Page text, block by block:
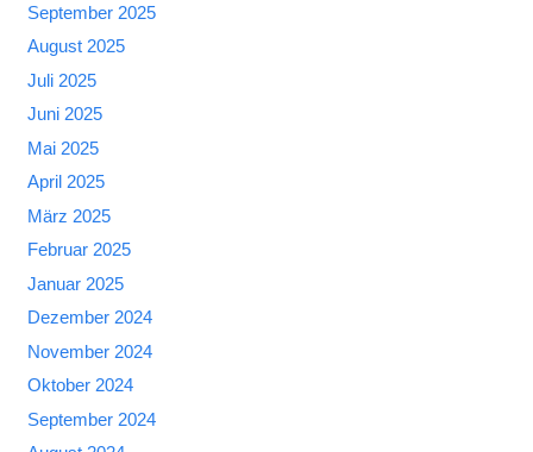
September 2025
August 2025
Juli 2025
Juni 2025
Mai 2025
April 2025
März 2025
Februar 2025
Januar 2025
Dezember 2024
November 2024
Oktober 2024
September 2024